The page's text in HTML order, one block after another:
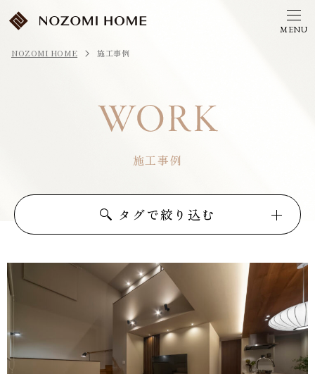
NOZOMI HOME 施工事例
施工事例
タグで絞り込む